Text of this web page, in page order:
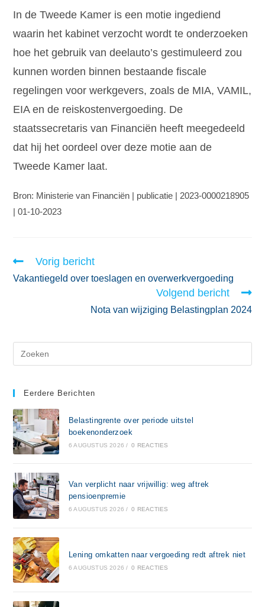
In de Tweede Kamer is een motie ingediend
waarin het kabinet verzocht wordt te onderzoeken
hoe het gebruik van deelauto’s gestimuleerd zou
kunnen worden binnen bestaande fiscale
regelingen voor werkgevers, zoals de MIA, VAMIL,
EIA en de reiskostenvergoeding. De
staatssecretaris van Financiën heeft meegedeeld
dat hij het oordeel over deze motie aan de
Tweede Kamer laat.
Bron: Ministerie van Financiën | publicatie | 2023-0000218905
| 01-10-2023
Vorig bericht
Vakantiegeld over toeslagen en overwerkvergoeding
Volgend bericht
Nota van wijziging Belastingplan 2024
Eerdere Berichten
Belastingrente over periode uitstel
boekenonderzoek
6 AUGUSTUS 2026 / 0 REACTIES
Van verplicht naar vrijwillig: weg aftrek
pensioenpremie
6 AUGUSTUS 2026 / 0 REACTIES
Lening omkatten naar vergoeding redt aftrek niet
6 AUGUSTUS 2026 / 0 REACTIES